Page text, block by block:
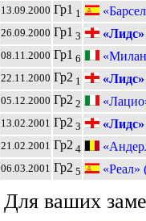
13.09.2000 Гр1 1
26.09.2000 Гр1 3 «Лидс»
08.11.2000 Гр1 6
22.11.2000 Гр2 1 «Лидс»
05.12.2000 Гр2 2
13.02.2001 Гр2 3 «Лидс»
21.02.2001 Гр2 4
06.03.2001 Гр2 5
Для ваших